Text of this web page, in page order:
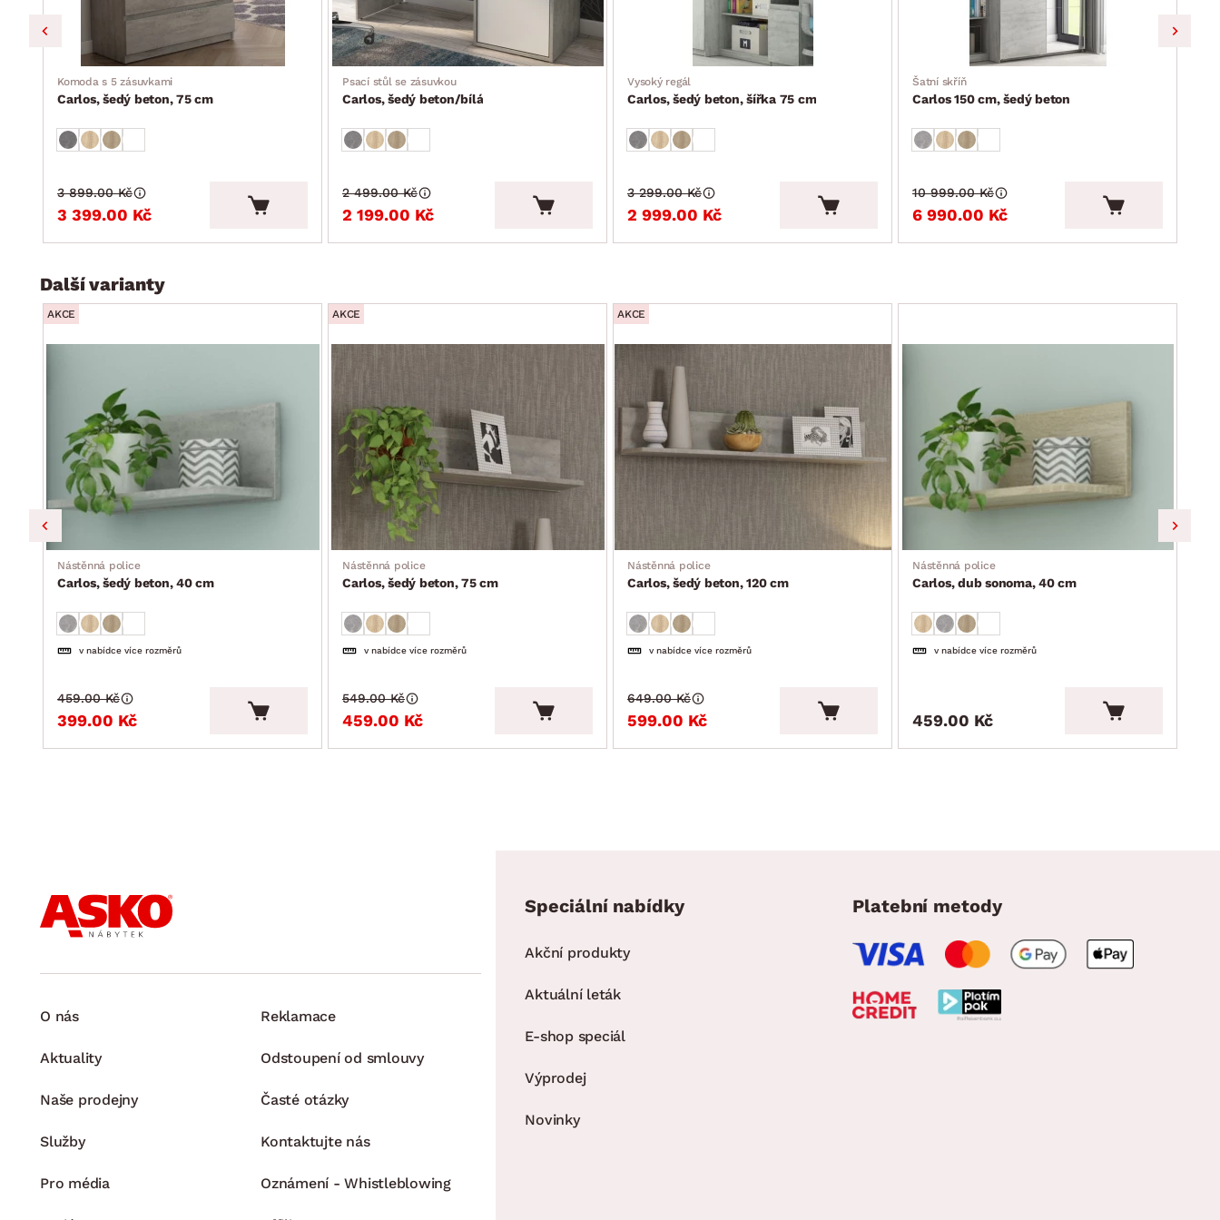
Komoda s 5 zásuvkami
Carlos, šedý beton, 75 cm
3 399.00 Kč
3 899.00 Kč
Psací stůl se zásuvkou
Carlos, šedý beton/bílá
2 199.00 Kč
2 499.00 Kč
Vysoký regál
Carlos, šedý beton, šířka 75 cm
2 999.00 Kč
3 299.00 Kč
Šatní skříň
Carlos 150 cm, šedý beton
6 990.00 Kč
10 999.00 Kč
Další varianty
AKCE
Nástěnná police
Carlos, šedý beton, 40 cm
v nabídce více rozměrů
399.00 Kč
459.00 Kč
AKCE
Nástěnná police
Carlos, šedý beton, 75 cm
v nabídce více rozměrů
459.00 Kč
549.00 Kč
AKCE
Nástěnná police
Carlos, šedý beton, 120 cm
v nabídce více rozměrů
599.00 Kč
649.00 Kč
Nástěnná police
Carlos, dub sonoma, 40 cm
v nabídce více rozměrů
459.00 Kč
O nás
Aktuality
Naše prodejny
Služby
Pro média
Reklamace
Odstoupení od smlouvy
Časté otázky
Kontaktujte nás
Oznámení - Whistleblowing
Speciální nabídky
Akční produkty
Aktuální leták
E-shop speciál
Výprodej
Novinky
Platební metody